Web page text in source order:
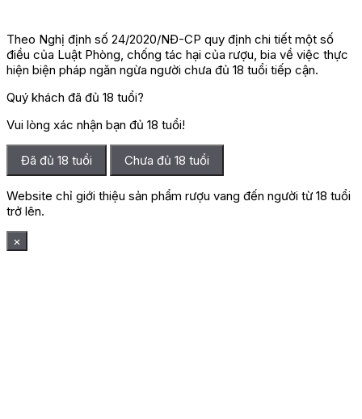
Theo Nghị định số 24/2020/NĐ-CP quy định chi tiết một số
điều của Luật Phòng, chống tác hại của rượu, bia về việc thực
hiện biện pháp ngăn ngừa người chưa đủ 18 tuổi tiếp cận.
Quý khách đã đủ 18 tuổi?
Vui lòng xác nhận bạn đủ 18 tuổi!
Đã đủ 18 tuổi Chưa đủ 18 tuổi
Website chỉ giới thiệu sản phẩm rượu vang đến người từ 18 tuổi
trở lên.
×